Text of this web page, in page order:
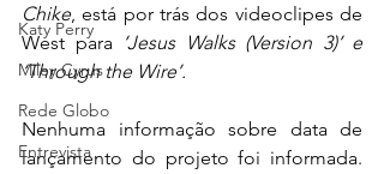
Katy Perry
Miley Cyrus
Rede Globo
Entrevista
Chike, está por trás dos videoclipes de
West para ‘Jesus Walks (Version 3)’ e
‘Through the Wire’.
Nenhuma informação sobre data de
lançamento do projeto foi informada.